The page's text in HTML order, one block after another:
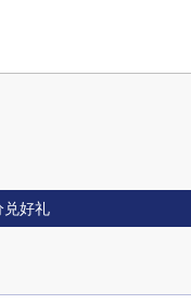
兑好礼